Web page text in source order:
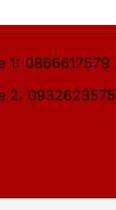
1: 0866617579
2: 0932623575